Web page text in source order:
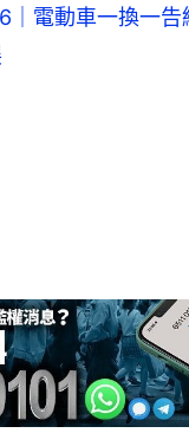
｜電動車一換一